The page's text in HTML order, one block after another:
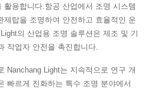
활용합니다.항공 산업에서 조명 시스템
탑을 조명하여 안전하고 효율적인 운
의 산업용 조명 솔루션은 제조 및 기
작업자 안전을 촉진합니다.
Nanchang Light는 지속적으로 연구 개
빠르게 진화하는 특수 조명 분야에서